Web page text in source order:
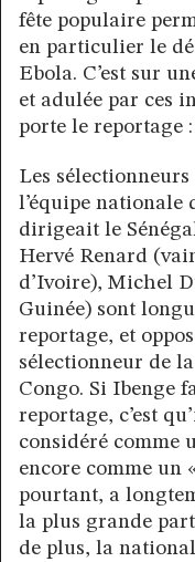
fête populaire
en particulier le
Ebola. C’est sur
et adulée par ces
porte le reportage
Les
l’équipe nationale
dirigeait le
Hervé Renard
d’Ivoire), Michel
Guinée) sont
reportage, et
sélectionneur de
Congo. Si Ibenge
reportage, c’est
considéré comme
encore comme un
pourtant, a
la plus grande
de plus, la